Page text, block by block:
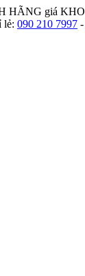
HÃNG giá KHO
lẻ: 090 210 7997 -